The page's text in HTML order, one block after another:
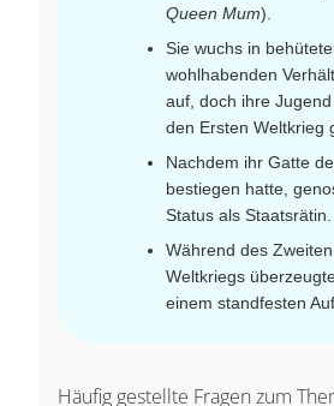
Queen Mum).
Sie wuchs in
wohlhabenden
auf, doch ihre
den Ersten Weltkrieg
Nachdem ihr Gatte
bestiegen hatte,
Status als Staatsrätin.
Während des Zweiten
Weltkriegs
einem standfesten
Häufig gestellte Fragen zum